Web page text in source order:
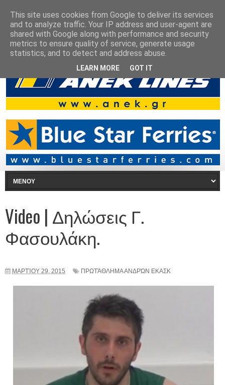
Video | Δηλώσεις Γ.
Φασουλάκη.
ΜΑΡΤΊΟΥ 29, 2015 ΠΡΩΤΆΘΛΗΜΑ ΑΝΔΡΏΝ ΕΚΑΣΚ
This site uses cookies from Google to deliver its services
and to analyze traffic. Your IP address and user-agent are
shared with Google along with performance and security
metrics to ensure quality of service, generate usage
statistics, and to detect and address abuse.
LEARN MORE GOT IT